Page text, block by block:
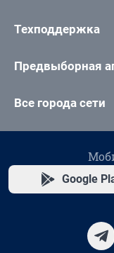
Техподдержка
Предвыборная
Все города сети
Google